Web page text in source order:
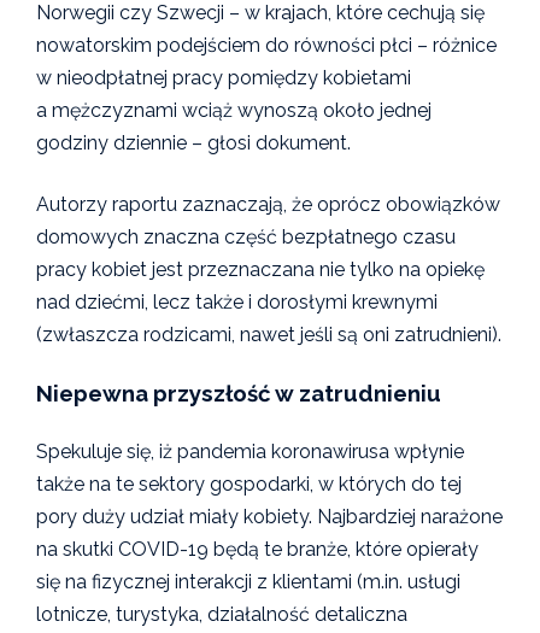
Norwegii czy Szwecji – w krajach, które cechują się
nowatorskim podejściem do równości płci – różnice
w nieodpłatnej pracy pomiędzy kobietami
a mężczyznami wciąż wynoszą około jednej
godziny dziennie – głosi dokument.
Autorzy raportu zaznaczają, że oprócz obowiązków
domowych znaczna część bezpłatnego czasu
pracy kobiet jest przeznaczana nie tylko na opiekę
nad dziećmi, lecz także i dorosłymi krewnymi
(zwłaszcza rodzicami, nawet jeśli są oni zatrudnieni).
Niepewna przyszłość w zatrudnieniu
Spekuluje się, iż pandemia koronawirusa wpłynie
także na te sektory gospodarki, w których do tej
pory duży udział miały kobiety. Najbardziej narażone
na skutki COVID-19 będą te branże, które opierały
się na fizycznej interakcji z klientami (m.in. usługi
lotnicze, turystyka, działalność detaliczna